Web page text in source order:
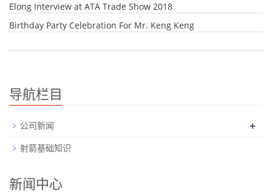
Elong Interview at ATA Trade Show 2018
Birthday Party Celebration For Mr. Keng Keng
导航栏目
公司新闻 +
射箭基础知识
新闻中心